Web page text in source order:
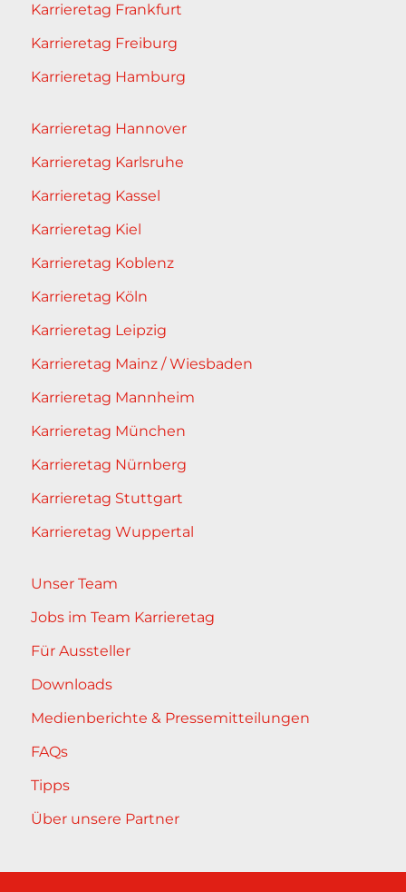
Karrieretag Frankfurt
Karrieretag Freiburg
Karrieretag Hamburg
Karrieretag Hannover
Karrieretag Karlsruhe
Karrieretag Kassel
Karrieretag Kiel
Karrieretag Koblenz
Karrieretag Köln
Karrieretag Leipzig
Karrieretag Mainz / Wiesbaden
Karrieretag Mannheim
Karrieretag München
Karrieretag Nürnberg
Karrieretag Stuttgart
Karrieretag Wuppertal
Unser Team
Jobs im Team Karrieretag
Für Aussteller
Downloads
Medienberichte & Pressemitteilungen
FAQs
Tipps
Über unsere Partner